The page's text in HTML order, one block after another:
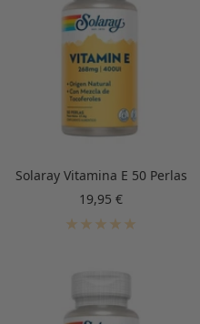
Solaray Vitamina E 50 Perlas
Precio
de
19,95 €